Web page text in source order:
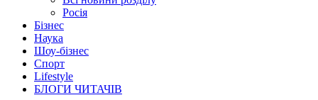
Росія
Бізнес
Наука
Шоу-бізнес
Спорт
Lifestyle
БЛОГИ ЧИТАЧІВ